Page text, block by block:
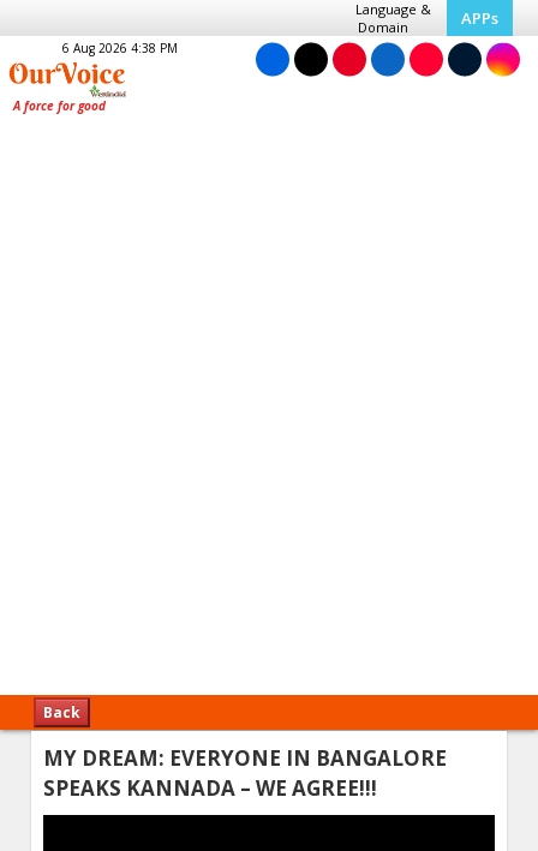
Language &
Domain
APPs
6 Aug 2026 4:38 PM
Back
MY DREAM: EVERYONE IN BANGALORE
SPEAKS KANNADA – WE AGREE!!!